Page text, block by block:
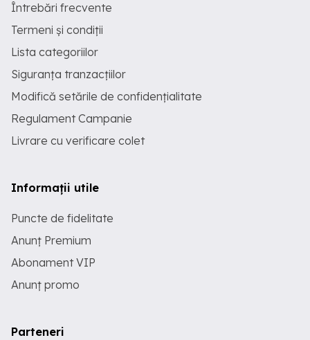
Întrebări frecvente
Termeni și condiții
Lista categoriilor
Siguranța tranzacțiilor
Modifică setările de confidențialitate
Regulament Campanie
Livrare cu verificare colet
Informații utile
Puncte de fidelitate
Anunț Premium
Abonament VIP
Anunț promo
Parteneri